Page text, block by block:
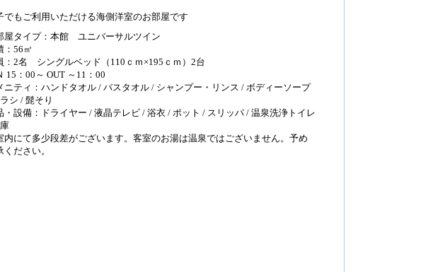
でもご利用いただける海側洋室のお部屋です
屋タイプ：本館 ユニバーサルツイン
：56㎡
：2名 シングルベッド（110ｃｍ×195ｃｍ）2台
15：00～ OUT ～11：00
ニティ：ハンドタオル / バスタオル / シャンプー・リンス / ボディーソープ
シ / 髭そり
・設備：ドライヤー / 液晶テレビ / 浴衣 / ポット / スリッパ / 温泉洗浄トイレ
にて多少段差がございます。客室のお湯は温泉ではございません。予め
ください。